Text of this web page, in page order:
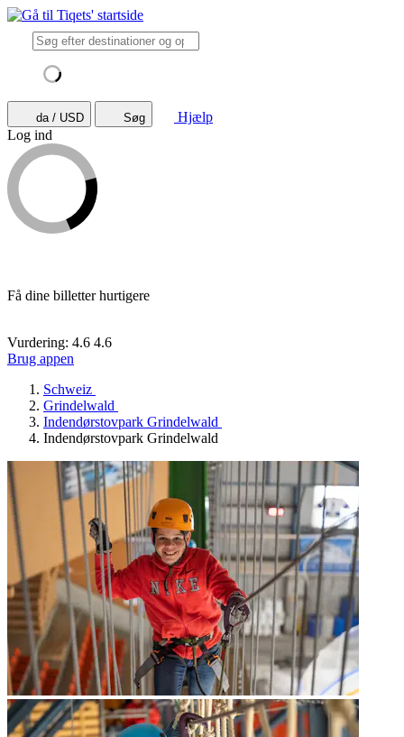
da / USD Søg
Hjælp
Log ind
Få dine billetter hurtigere
Vurdering: 4.6 4.6
Brug appen
Schweiz
Grindelwald
Indendørstovpark Grindelwald
Indendørstovpark Grindelwald